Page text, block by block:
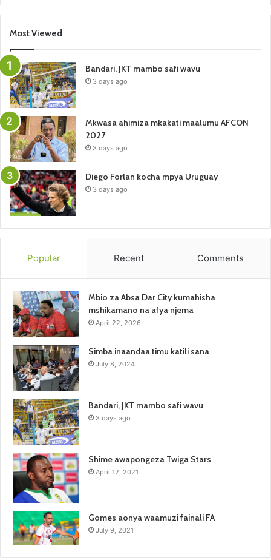
Most Viewed
Bandari, JKT mambo safi wavu
3 days ago
Mkwasa ahimiza mkakati maalumu AFCON
2027
3 days ago
Diego Forlan kocha mpya Uruguay
3 days ago
Popular Recent Comments
Mbio za Absa Dar City kumahisha
mshikamano na afya njema
April 22, 2026
Simba inaandaa timu katili sana
July 8, 2024
Bandari, JKT mambo safi wavu
3 days ago
Shime awapongeza Twiga Stars
April 12, 2021
Gomes aonya waamuzi fainali FA
July 9, 2021